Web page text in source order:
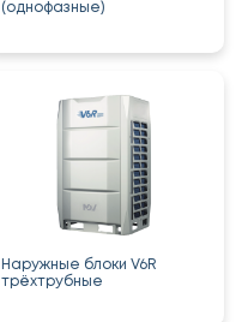
(однофазные)
Наружные блоки V6R
трёхтрубные